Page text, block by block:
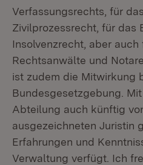
Verfassungsrechts, für
Zivilprozessrecht, für das
Insolvenzrecht, aber
Rechtsanwälte und
ist zudem die Mitwirkung
Bundesgesetzgebung.
Abteilung auch künftig
ausgezeichneten Juristin
Erfahrungen und
Verwaltung verfügt. Ich